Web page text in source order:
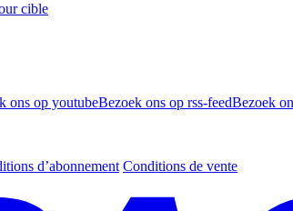
cible
ons op youtubeBezoek ons op rss-feedBezoek
d’abonnement Conditions de vente